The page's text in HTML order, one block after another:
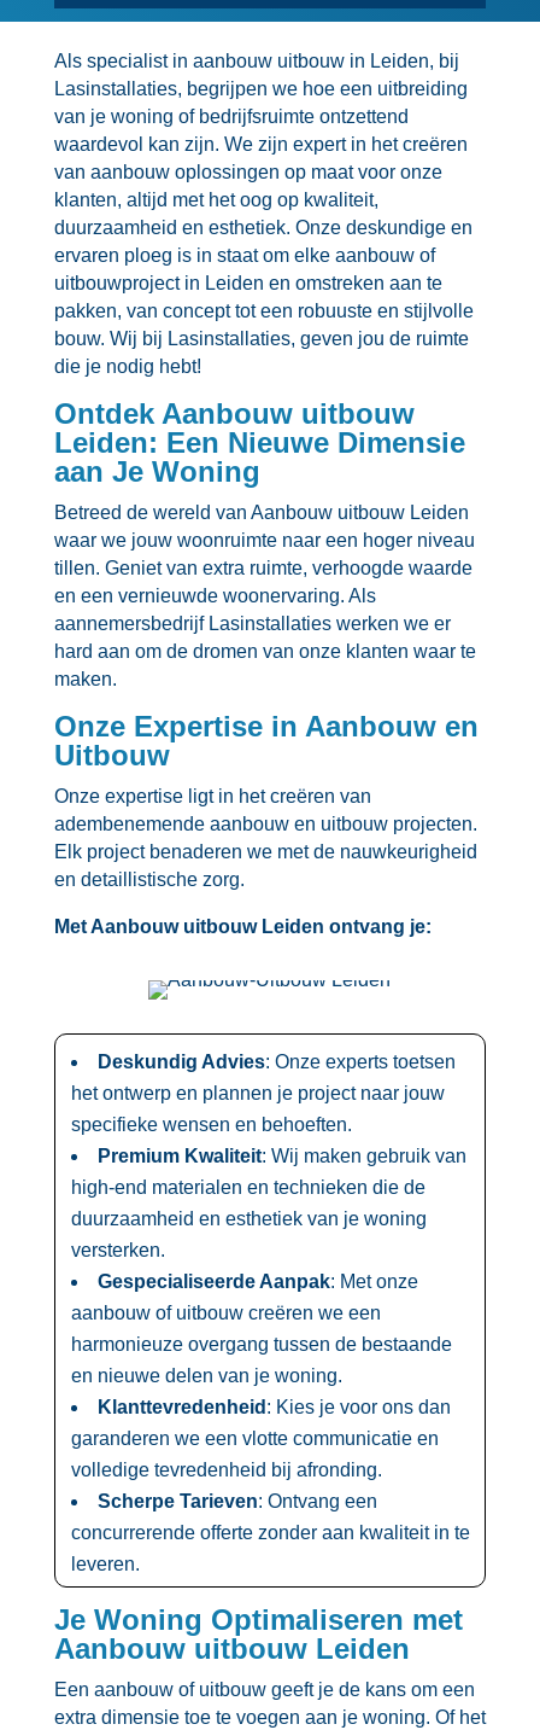
Als specialist in aanbouw uitbouw in Leiden, bij
Lasinstallaties, begrijpen we hoe een uitbreiding
van je woning of bedrijfsruimte ontzettend
waardevol kan zijn.​ We zijn expert in het creëren
van aanbouw oplossingen op maat voor onze
klanten, altijd met het oog op kwaliteit,
duurzaamheid en esthetiek.​ Onze deskundige en
ervaren ploeg is in staat om elke aanbouw of
uitbouwproject in Leiden en omstreken aan te
pakken, van concept tot een robuuste en stijlvolle
bouw.​ Wij bij Lasinstallaties, geven jou de ruimte
die je nodig hebt!
Ontdek Aanbouw uitbouw
Leiden: Een Nieuwe Dimensie
aan Je Woning
Betreed de wereld van Aanbouw uitbouw Leiden
waar we jouw woonruimte naar een hoger niveau
tillen.​ Geniet van extra ruimte, verhoogde waarde
en een vernieuwde woonervaring.​ Als
aannemersbedrijf Lasinstallaties werken we er
hard aan om de dromen van onze klanten waar te
maken.​
Onze Expertise in Aanbouw en
Uitbouw
Onze expertise ligt in het creëren van
adembenemende aanbouw en uitbouw projecten.​
Elk project benaderen we met de nauwkeurigheid
en detaillistische zorg.​
Met Aanbouw uitbouw Leiden ontvang je:
Deskundig Advies: Onze experts toetsen
het ontwerp en plannen je project naar jouw
specifieke wensen en behoeften.​
Premium Kwaliteit: Wij maken gebruik van
high-end materialen en technieken die de
duurzaamheid en esthetiek van je woning
versterken.​
Gespecialiseerde Aanpak: Met onze
aanbouw of uitbouw creëren we een
harmonieuze overgang tussen de bestaande
en nieuwe delen van je woning.​
Klanttevredenheid : Kies je voor ons dan
garanderen we een vlotte communicatie en
volledige tevredenheid bij afronding.​
Scherpe Tarieven: Ontvang een
concurrerende offerte zonder aan kwaliteit in te
leveren.​
Je Woning Optimaliseren met
Aanbouw uitbouw Leiden
Een aanbouw of uitbouw geeft je de kans om een
extra dimensie toe te voegen aan je woning.​ Of het